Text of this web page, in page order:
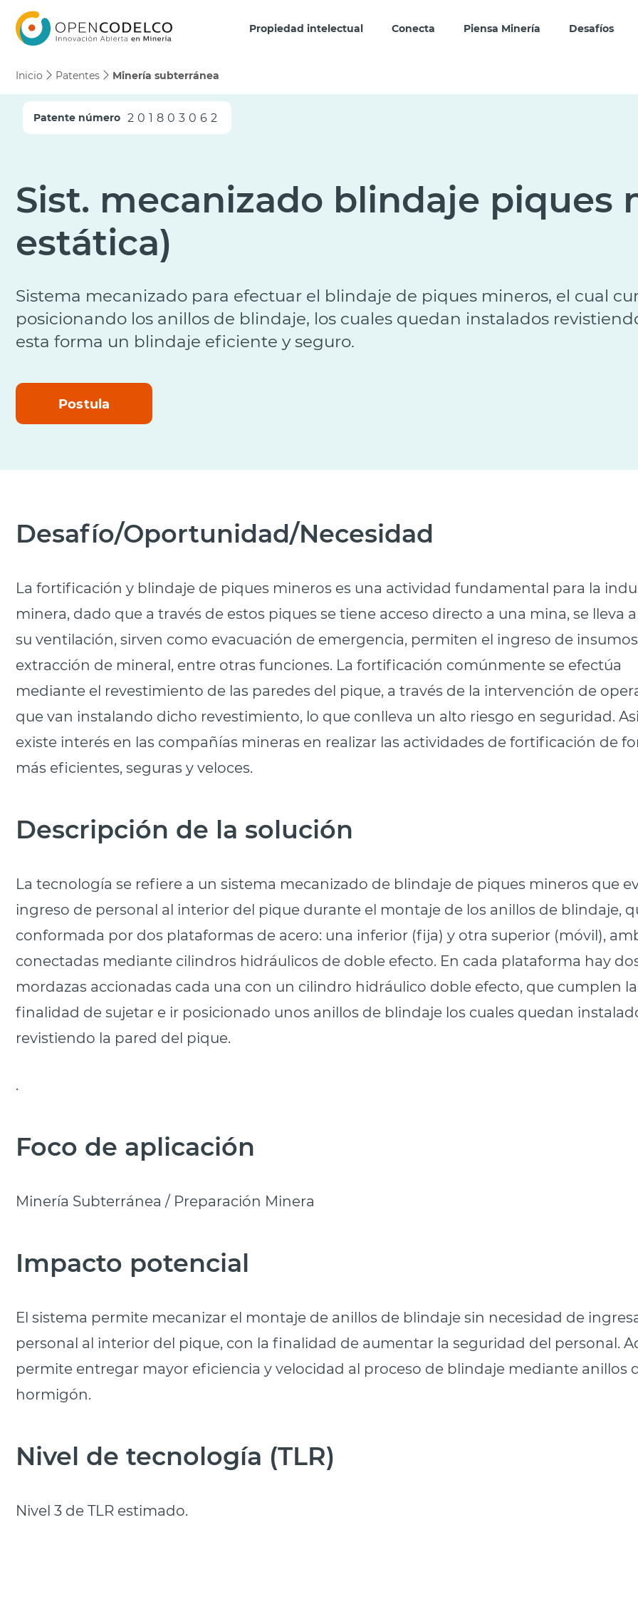
Propiedad intelectual Conecta Piensa Minería Desafíos
Inicio Patentes Minería subterránea
Patente número 201803062
Sist. mecanizado blindaje piques
estática)
Sistema mecanizado para efectuar el blindaje de piques mineros, el cual
posicionando los anillos de blindaje, los cuales quedan instalados
esta forma un blindaje eficiente y seguro.
Postula
Desafío/Oportunidad/Necesidad
La fortificación y blindaje de piques mineros es una actividad fundamental para la
minera, dado que a través de estos piques se tiene acceso directo a una mina, se lleva
su ventilación, sirven como evacuación de emergencia, permiten el ingreso de
extracción de mineral, entre otras funciones. La fortificación comúnmente se efectúa
mediante el revestimiento de las paredes del pique, a través de la intervención de
que van instalando dicho revestimiento, lo que conlleva un alto riesgo en seguridad.
existe interés en las compañías mineras en realizar las actividades de fortificación de
más eficientes, seguras y veloces.
Descripción de la solución
La tecnología se refiere a un sistema mecanizado de blindaje de piques mineros que
ingreso de personal al interior del pique durante el montaje de los anillos de blindaje,
conformada por dos plataformas de acero: una inferior (fija) y otra superior (móvil),
conectadas mediante cilindros hidráulicos de doble efecto. En cada plataforma hay
mordazas accionadas cada una con un cilindro hidráulico doble efecto, que cumplen la
finalidad de sujetar e ir posicionado unos anillos de blindaje los cuales quedan
revistiendo la pared del pique.
.
Foco de aplicación
Minería Subterránea / Preparación Minera
Impacto potencial
El sistema permite mecanizar el montaje de anillos de blindaje sin necesidad de
personal al interior del pique, con la finalidad de aumentar la seguridad del personal.
permite entregar mayor eficiencia y velocidad al proceso de blindaje mediante anillos
hormigón.
Nivel de tecnología (TLR)
Nivel 3 de TLR estimado.